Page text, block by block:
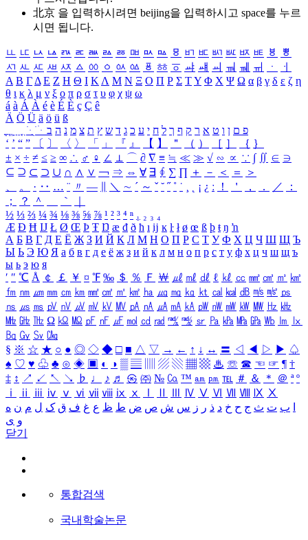
北京 을 입력하시려면 beijing을 입력하시고 space를 누르
시면 됩니다.
ㅥ ㅦ ㅧ ㅨ ㅩ ㅪ ㅫ ㅬ ㅭ ㅮ ㅯ ㅰ ㅱ ㅲ ㅳ ㅴ ㅵ ㅶ ㅷ ㅸ
ㅹ
ㅺ ㅻ ㅼ ㅽ ㅾ ㅿ ㆀ ㆁ ㆂ ㆃ ㆄ ㆅ ㆆ ㆇ ㆈ ㆉ ㆊ ㆋ ㆌ ㆍ
ㆎ
Α Β ΓΔ Ε Ζ Η Θ Ι ΚΛ Μ Ν Ξ Ο Π Ρ Σ ΤΥ Φ Χ Ψ Ω α β γ δ ε ζ η
θ ι κ λ μ ν ξ ο π ρ σ τ υ φ χ ψ ω
á à Á À é è É È ç Ç ê
Ä Ö Ü ä ö ü ß
ִֶֹ ֻּ ׁׂ פ ם ן ו ט א ר ק ף ך ל ח י ע כ ג ד ש ץ ת צ מ נ ה ב
‘ ’ “ ” 〔 〕 〈 〉 「 」 『 』 【 】 ＂ （ ） ［ ］ ｛ ｝
± × ÷ ≠ ≤ ≥ ∞ ∴ ♂ ♀ ∠ ⊥ ⌒ ∂ ∇ ≡ ≒ ≪ ≫ √ ∽ ∝ ∵ ∫ ∬ ∈ ∋
⊆ ⊇ ⊂ ⊃ ∪ ∩ ∧ ∨ ￢ ⇒ ⇔ ∀ ∃ ∮ ∑ ∏ ＋ － ＜ ＝
＞
、
。 · ‥ … ¨ 〃 ― ＼ ∼ ´ ～ ˇ ˘ ˝ ˚ ˙ ¸ ¡ ¿ ː ！ ＇ ， ． ／
：
；
？ ＾ ｀
½ ⅓ ⅔ ¼ ¾ ⅛ ⅜ ⅝ ⅞ ¹ ² ³ ⁴ ⁿ ₁ ₂ ₃ ₄
Æ Ð Ħ Ĳ Ł Ø Œ Þ Ŧ Ŋ æ đ ð ħ ı ĳ ĸ ŀ ł ø œ ß þ ŧ ŋ ŉ
А Б В Г Д Е Ё Ж З И Й К Л М Н О П Р С Т У Ф Х Ц Ч Ш Щ Ъ
Ы Ь Э Ю Я а б в г д е ё ж з и й к л м н о п р с т у ф х ц ч ш щ ъ
ы ь э ю я
′ ″ ℃ Å ￠ ￡ ￥ ¤ ℉ ‰ ＄ ％ Ｆ ￦ ㎕ ㎖ ㎗ ℓ ㎘ ㏄ ㎣ ㎤ ㎥ ㎦
㎙ ㎚ ㎛ ㎜ ㎝ ㎞ ㎟ ㎠ ㎡ ㎢ ㏊ ㎍ ㎎ ㎏ ㏏ ㎈ ㎉ ㏈ ㎧ ㎨ ㎰
㎱ ㎲ ㎳ ㎴ ㎵ ㎶ ㎷ ㎸ ㎹ ㎀ ㎁ ㎂ ㎃ ㎄ ㎺ ㎻ ㎽ ㎾ ㎿ ㎐ ㎑
㎒ ㎓ ㎔ Ω ㏀ ㏁ ㎊ ㎋ ㎌ ㏖ ㏅ ㎭ ㎮ ㎯ ㏛ ㎩ ㎪ ㎫ ㎬ ㏝ ㏐
㏓
㏃ ㏉ ㏜ ㏆
§ ※ ☆ ★ ○ ● ◎ ◇ ◆ □ ■ △ ▽ → ← ↑ ↓ ↔ 〓 ◁ ◀ ▷ ▶ ♤
♠ ♡ ♥ ♧ ♣ ⊙ ◈ ▣ ◐ ◑ ▒ ▤ ▨ ▧ ▦ ▩ ♨ ☏ ☎ ☜ ☞ ¶ †
‡ ↕ ↗ ↙ ↖ ↘ ♭ ♩ ♪ ♬ ㉿ ㈜ № ㏇ ™ ㏂ ㏘ ℡ ＃ ＆ ＊ ＠ ª º
ⅰ
ⅱ ⅲ ⅳ ⅴ ⅵ ⅶ ⅷ ⅸ ⅹ Ⅳ Ⅴ Ⅵ Ⅶ Ⅷ Ⅸ Ⅹ
ب ت ث ج ح خ د ذ ر ز س ش ص ض ط ظ ع غ ف ق ک ل م ن ه
و ی
닫기
통합검색
국내학술논문